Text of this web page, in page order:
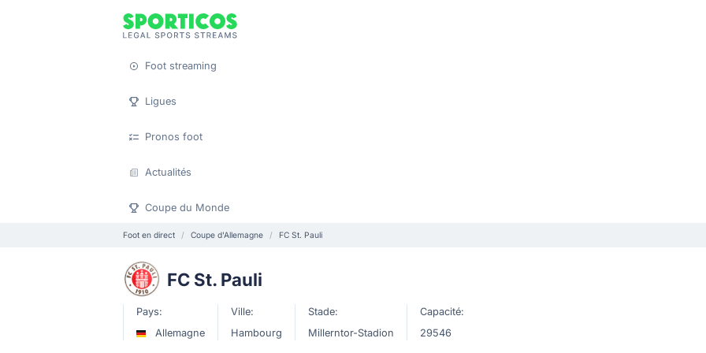
Foot streaming
Ligues
Pronos foot
Actualités
Coupe du Monde
Foot en direct Coupe d'Allemagne FC St. Pauli
FC St. Pauli
Pays:
Allemagne
Ville:
Hambourg
Stade:
Millerntor-Stadion
Capacité:
29546